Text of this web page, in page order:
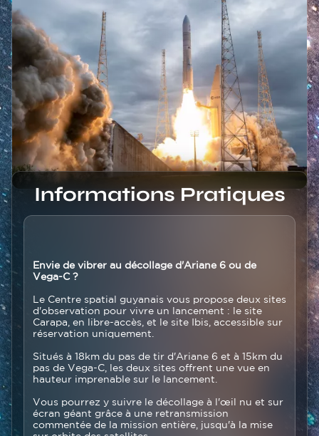
Titre
Informations Pratiques
principale
Texte
Envie de vibrer au décollage d'Ariane 6 ou de
Vega-C ?
Le Centre spatial guyanais vous propose deux sites
d'observation pour vivre un lancement : le site
Carapa, en libre-accès, et le site Ibis, accessible sur
réservation uniquement.
Situés à 18km du pas de tir d'Ariane 6 et à 15km du
pas de Vega-C, les deux sites offrent une vue en
hauteur imprenable sur le lancement.
Vous pourrez y suivre le décollage à l'œil nu et sur
écran géant grâce à une retransmission
commentée de la mission entière, jusqu'à la mise